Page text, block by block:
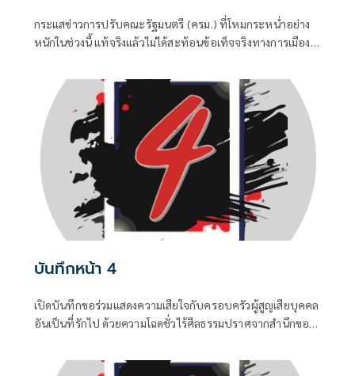
กระแสข่าวการปรับคณะรัฐมนตรี (ครม.) ที่โหมกระหน่ำอย่าง
หนักในช่วงนี้ แท้จริงแล้วไม่ได้สะท้อนข้อเท็จจริงทางการเมือง
จากสองทางหลัก คือกลุ่มคนนอกที่ไม่ชอบรัฐบาล พยายามดิส
เครดิตเพื่อสร้างความสั่นคลอน และ สส.บางกลุ่มในพรรค
สีน้ำเงินที่กระหายเก้าอี้กระทรวง
บันทึกหน้า 4
เปิดบันทึกขอร่วมแสดงความเสียใจกับครอบครัวผู้สูญเสียบุคคล
อันเป็นที่รักไป ด้วยความโฉดชั่วไร้ศีลธรรมปราศจากสำนึกของ